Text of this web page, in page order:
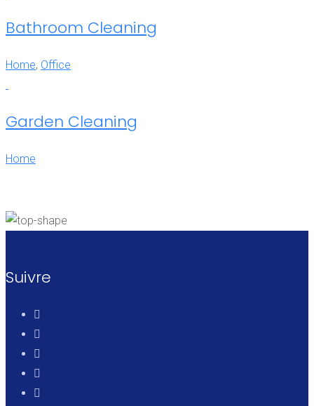
Bathroom Cleaning
Home, Office
Garden Cleaning
Home
Suivre